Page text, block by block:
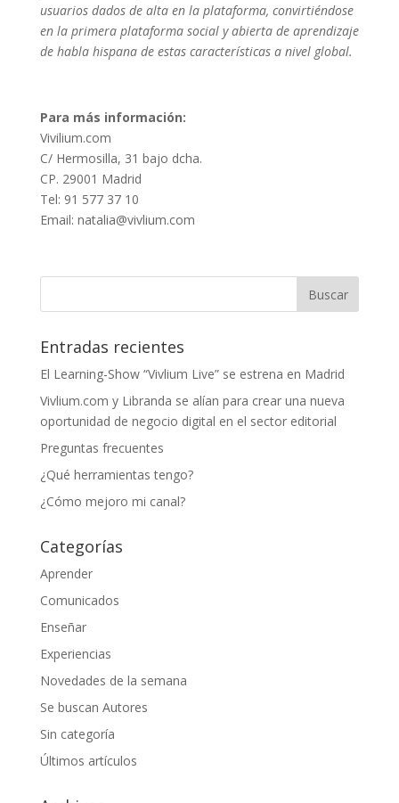
usuarios dados de alta en la plataforma, convirtiéndose
en la primera plataforma social y abierta de aprendizaje
de habla hispana de estas características a nivel global.
Para más información:
Vivilium.com
C/ Hermosilla, 31 bajo dcha.
CP. 29001 Madrid
Tel: 91 577 37 10
Email: natalia@vivlium.com
Entradas recientes
El Learning-Show “Vivlium Live” se estrena en Madrid
Vivlium.com y Libranda se alían para crear una nueva
oportunidad de negocio digital en el sector editorial
Preguntas frecuentes
¿Qué herramientas tengo?
¿Cómo mejoro mi canal?
Categorías
Aprender
Comunicados
Enseñar
Experiencias
Novedades de la semana
Se buscan Autores
Sin categoría
Últimos artículos